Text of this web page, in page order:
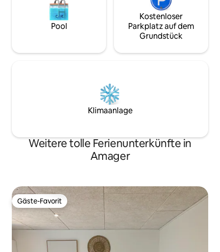
Pool
Kostenloser
Parkplatz auf dem
Grundstück
Klimaanlage
Weitere tolle Ferienunterkünfte in
Amager
Gäste-Favorit
Gäste-Favorit